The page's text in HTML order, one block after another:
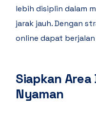
lebih disiplin dalam
jarak jauh. Dengan
online dapat
Siapkan
Nyaman